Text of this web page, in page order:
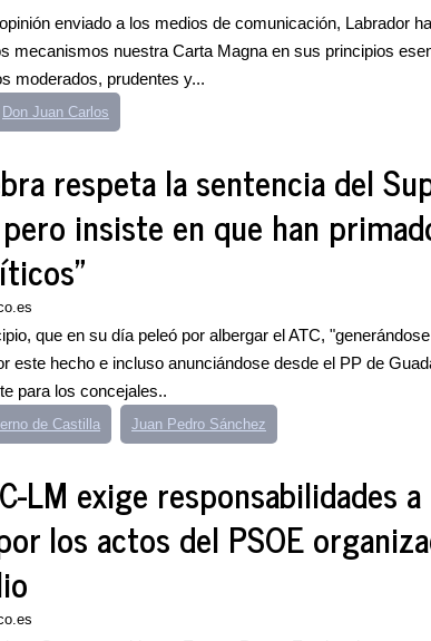
enviado a los medios de comunicación, Labrador
mecanismos nuestra Carta Magna en sus principios
moderados, prudentes y...
Don Juan Carlos
respeta la sentencia del
insiste en que han
que en su día peleó por albergar el ATC,
este hecho e incluso anunciándose desde el PP de
para los concejales..
de Castilla Juan Pedro Sánchez
LM exige responsabilidades a
los actos del PSOE